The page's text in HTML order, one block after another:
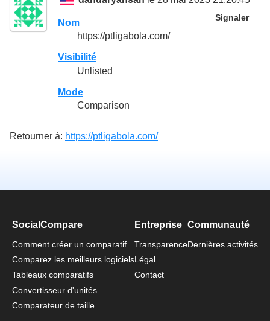
Signaler
Nom
https://ptligabola.com/
Visibilité
Unlisted
Mode
Comparison
Retourner à: https://ptligabola.com/
SocialCompare
Comment créer un comparatif
Comparez les meilleurs logiciels
Tableaux comparatifs
Convertisseur d'unités
Comparateur de taille
Entreprise
Transparence
Légal
Contact
Communauté
Dernières activités